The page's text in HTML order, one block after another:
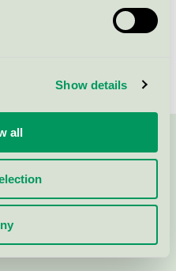
Show details
all
00eller via formuläret: